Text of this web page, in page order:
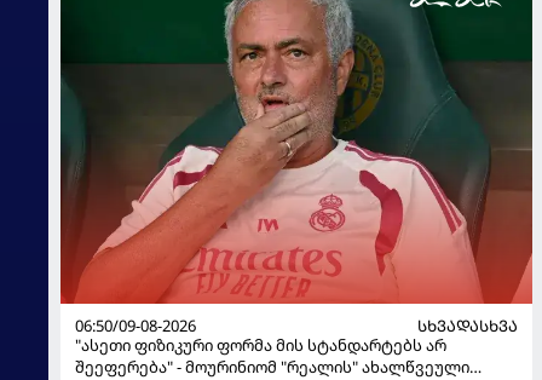
06:50/09-08-2026
ᲡᲮᲕᲐᲓᲐᲡᲮᲕᲐ
"ასეთი ფიზიკური ფორმა მის სტანდარტებს არ
შეეფერება" - მოურინიომ "რეალის" ახალწვეული